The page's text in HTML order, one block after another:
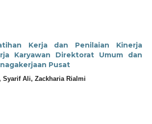
Kerja dan Penilaian Kinerja
Karyawan Direktorat Umum dan
Pusat
Syarif Ali, Zackharia Rialmi